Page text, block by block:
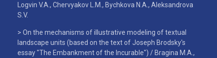
Logvin V.A., Chervyakov L.M., Bychkova N.A., Aleksandrova
S.V.
> On the mechanisms of illustrative modeling of textual
landscape units (based on the text of Joseph Brodsky's
essay "The Embankment of the Incurable") / Bragina M.A.,